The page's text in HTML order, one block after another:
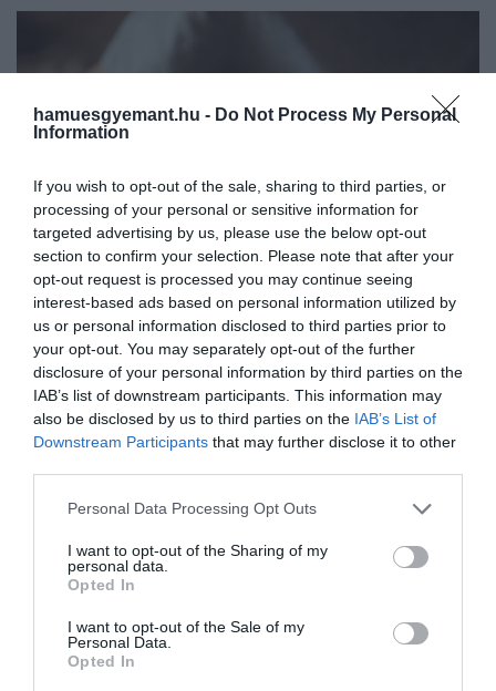
hamuesgyemant.hu - Do Not Process My Personal
Information
If you wish to opt-out of the sale, sharing to third parties, or
processing of your personal or sensitive information for
targeted advertising by us, please use the below opt-out
section to confirm your selection. Please note that after your
opt-out request is processed you may continue seeing
interest-based ads based on personal information utilized by
us or personal information disclosed to third parties prior to
your opt-out. You may separately opt-out of the further
disclosure of your personal information by third parties on the
IAB’s list of downstream participants. This information may
also be disclosed by us to third parties on the IAB’s List of
Downstream Participants that may further disclose it to other
Please note that this website/app uses one or more Google
not limited to your visit or usage behaviour. You may click to
grant or deny consent to Google and its third-party tags to
use your data for below specified purposes in below Google
consent section.
Personal Data Processing Opt Outs
I want to opt-out of the Sharing of my
personal data.
Opted In
I want to opt-out of the Sale of my
Personal Data.
Opted In
A diszlexia elsősorban az olvasás és írás elsajátítását
nehezíti meg.
Fotó:Veja / Shutterstock
Ez is érdekelhet!
emberi test összes sejtje?
Összefüggések